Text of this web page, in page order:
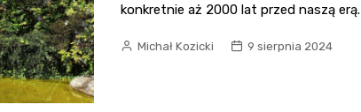
konkretnie aż 2000 lat przed naszą erą.
Michał Kozicki 9 sierpnia 2024